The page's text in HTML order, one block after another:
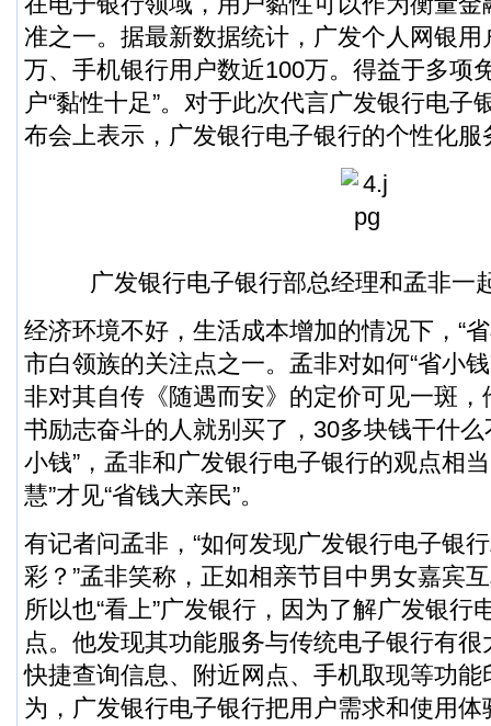
准之一。据最新数据统计，广发个人网银用
万、手机银行用户数近100万。得益于多项
户“黏性十足”。对于此次代言广发银行电子
布会上表示，广发银行电子银行的个性化
广发银行电子银行部总经理和孟非一
经济环境不好，生活成本增加的情况下，“
市白领族的关注点之一。孟非对如何“省小
非对其自传《随遇而安》的定价可见一斑，
书励志奋斗的人就别买了，30多块钱干什么
小钱”，孟非和广发银行电子银行的观点相
慧”才见“省钱大亲民”。
有记者问孟非，“如何发现广发银行电子银
彩？”孟非笑称，正如相亲节目中男女嘉宾
所以也“看上”广发银行，因为了解广发银行
点。他发现其功能服务与传统电子银行有
快捷查询信息、附近网点、手机取现等功
为，广发银行电子银行把用户需求和使用